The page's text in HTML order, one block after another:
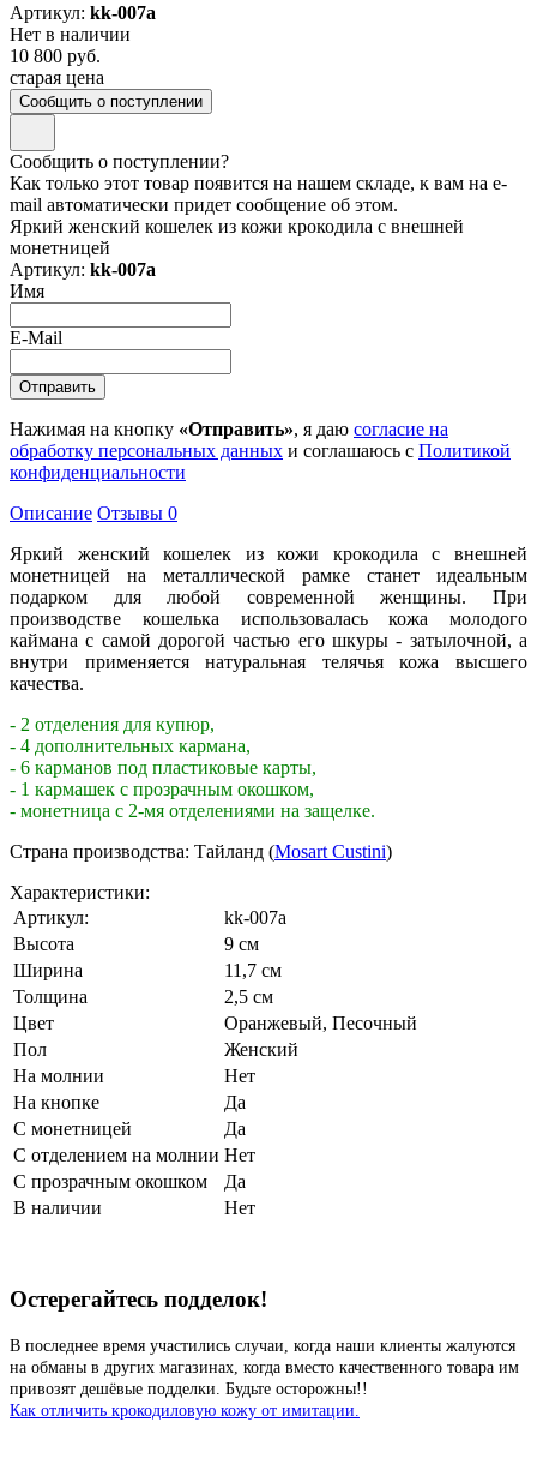
Артикул: kk-007a
Нет в наличии
10 800 руб.
старая цена
Сообщить о поступлении
Сообщить о поступлении?
Как только этот товар появится на нашем складе, к вам на e-
mail автоматически придет сообщение об этом.
Яркий женский кошелек из кожи крокодила с внешней
монетницей
Артикул: kk-007a
Имя
E-Mail
Нажимая на кнопку «Отправить», я даю согласие на
обработку персональных данных и соглашаюсь с Политикой
конфиденциальности
Описание Отзывы 0
Яркий женский кошелек из кожи крокодила с внешней
монетницей на металлической рамке станет идеальным
подарком для любой современной женщины. При
производстве кошелька использовалась кожа молодого
каймана с самой дорогой частью его шкуры - затылочной, а
внутри применяется натуральная телячья кожа высшего
качества.
- 2 отделения для купюр,
- 4 дополнительных кармана,
- 6 карманов под пластиковые карты,
- 1 кармашек с прозрачным окошком,
- монетница с 2-мя отделениями на защелке.
Страна производства: Тайланд (Mosart Custini)
Характеристики:
Артикул:
kk-007a
Высота
9 см
Ширина
11,7 см
Толщина
2,5 см
Цвет
Оранжевый, Песочный
Пол
Женский
На молнии
Нет
На кнопке
Да
С монетницей
Да
С отделением на молнии Нет
С прозрачным окошком
Да
В наличии
Нет
Остерегайтесь подделок!
В последнее время участились случаи, когда наши клиенты жалуются
на обманы в других магазинах, когда вместо качественного товара им
привозят дешёвые подделки. Будьте осторожны!!
Как отличить крокодиловую кожу от имитации.